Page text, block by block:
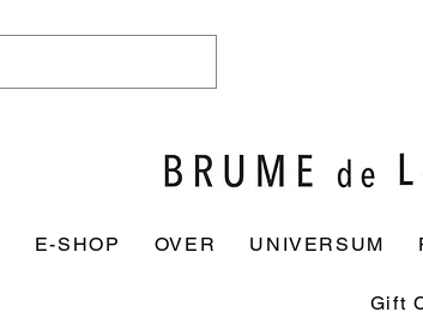
E-SHOP OVER UNIVERSUM
Gift